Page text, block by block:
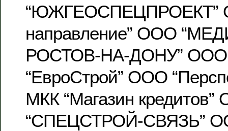
“ЮЖГЕОСПЕЦПРОЕКТ”
направление” ООО
РОСТОВ-НА-ДОНУ” ООО
“ЕвроСтрой” ООО
МКК “Магазин
“СПЕЦСТРОЙ-СВЯЗЬ”